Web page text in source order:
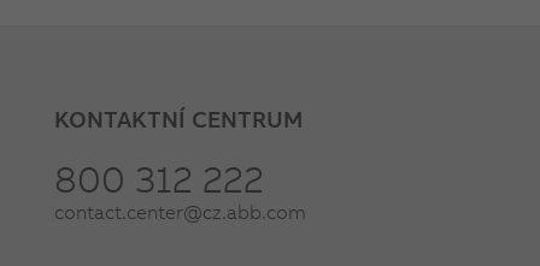
KONTAKTNÍ CENTRUM
800 312 222
contact.center@cz.abb.com